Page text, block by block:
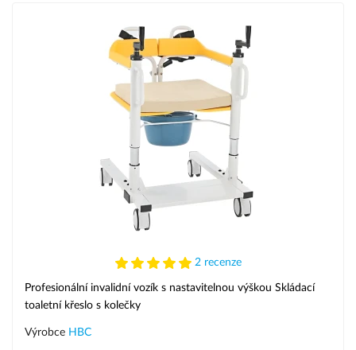
2 recenze
Profesionální invalidní vozík s nastavitelnou výškou Skládací
toaletní křeslo s kolečky
Výrobce HBC